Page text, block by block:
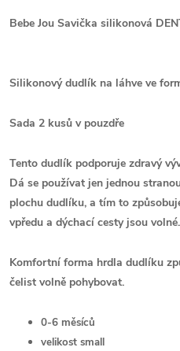
Bebe Jou Savička silikonová
Silikonový dudlík na láhve ve
Sada 2 kusů v pouzdře
Tento dudlík podporuje zdravý
Dá se používat jen jednou
plochu dudlíku, a tím to
vpředu a dýchací cesty jsou volné.
Komfortní forma hrdla dudlíku
čelist volně pohybovat.
0-6 měsíců
velikost small